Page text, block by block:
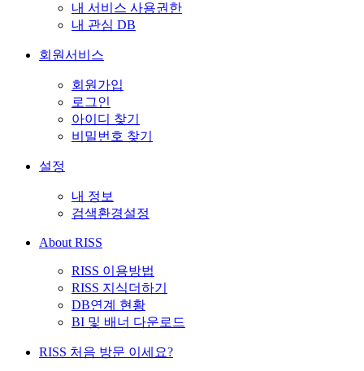
내 서비스 사용권한
내 관심 DB
회원서비스
회원가입
로그인
아이디 찾기
비밀번호 찾기
설정
내 정보
검색환경설정
About RISS
RISS 이용방법
RISS 지식더하기
DB연계 현황
BI 및 배너 다운로드
RISS 처음 방문 이세요?